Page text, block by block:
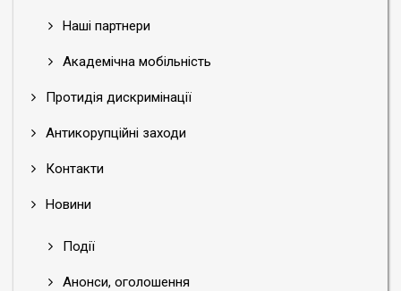
Наші партнери
Академічна мобільність
Протидія дискримінації
Антикорупційні заходи
Контакти
Новини
Події
Анонси, оголошення